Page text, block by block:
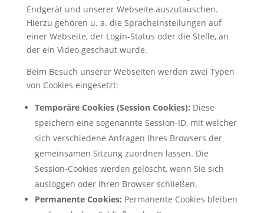
Endgerät und unserer Webseite auszutauschen.
Hierzu gehören u. a. die Spracheinstellungen auf
einer Webseite, der Login-Status oder die Stelle, an
der ein Video geschaut wurde.
Beim Besuch unserer Webseiten werden zwei Typen
von Cookies eingesetzt:
Temporäre Cookies (Session Cookies): Diese
speichern eine sogenannte Session-ID, mit welcher
sich verschiedene Anfragen Ihres Browsers der
gemeinsamen Sitzung zuordnen lassen. Die
Session-Cookies werden gelöscht, wenn Sie sich
ausloggen oder Ihren Browser schließen.
Permanente Cookies: Permanente Cookies bleiben